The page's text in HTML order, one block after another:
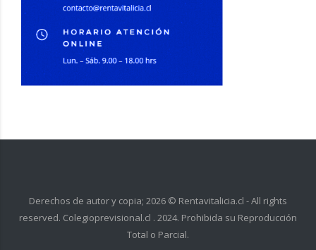
Derechos de autor y copia; 2026 © Rentavitalicia.cl - All rights
reserved. Colegioprevisional.cl . 2024. Prohibida su Reproducción
Total o Parcial.